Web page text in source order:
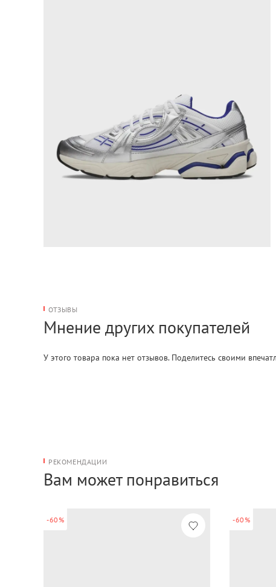
ОТЗЫВЫ
Мнение других покупателей
У этого товара пока нет отзывов. Поделитесь своими
РЕКОМЕНДАЦИИ
Вам может понравиться
-60% -60%